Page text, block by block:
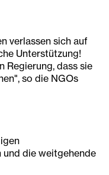
verlassen sich auf
Unterstützung!
Regierung, dass sie
so die NGOs
die weitgehende